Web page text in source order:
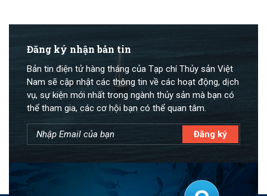
Đăng ký nhận bản tin
Bản tin điện tử hàng tháng của Tạp chí Thủy sản Việt
Nam sẽ cập nhật các thông tin về các hoạt động, dịch
vụ, sự kiện mới nhất trong ngành thủy sản mà bạn có
thể tham gia, các cơ hội bạn có thể quan tâm.